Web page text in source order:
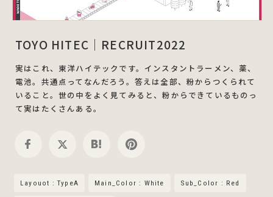
TOYO HITEC｜RECRUIT2022
実はこれ、東洋ハイテックです。インスタントラーメン、薬、
電池。共通点ってなんだろう。答えは全部、粉からつくられて
いること。世の中をよく見てみると、粉からできているものっ
て実はたくさんある。
Layouot : TypeA Main_Color : White Sub_Color : Red